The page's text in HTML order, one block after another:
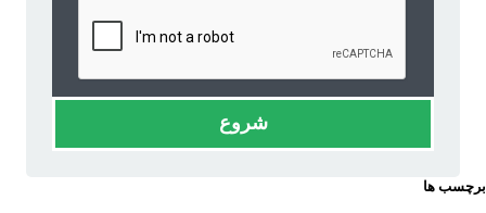
شروع
برچسب ها